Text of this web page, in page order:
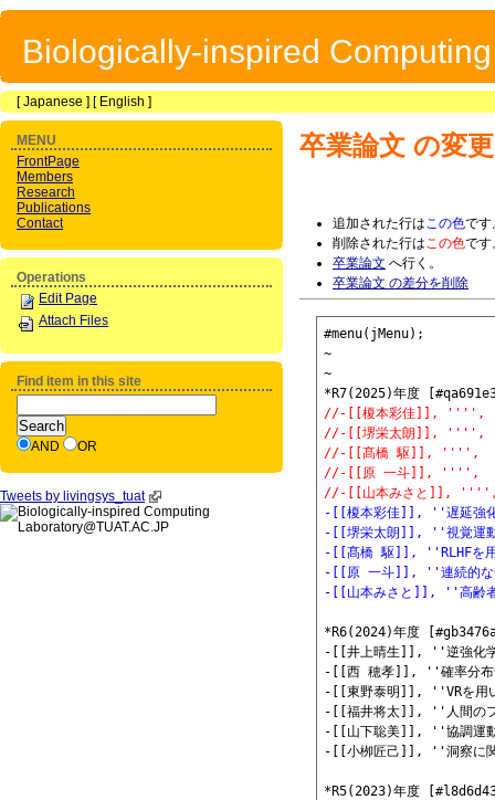
Biologically-inspired
[Japanese ] [ English ]
卒業論文 の変
追加された行はこの色です
削除された行はこの色です
卒業論文 へ行く。
卒業論文 の差分を削除
#menu(jMenu);
~
~
//-[[榎本彩佳]], '''',  令和7
//-[[堺栄太朗]], '''',  令和7
//-[[髙橋 駆]], '''',  令和7
//-[[原 一斗]], '''',  令和7
//-[[山本みさと]], '''',  令
-[[榎本彩佳]], ''遅延強化
-[[堺栄太朗]], ''視覚運動回
-[[髙橋 駆]], ''RLHFを用い
-[[原 一斗]], ''連続的な受
-[[山本みさと]], ''高齢者の
*R6(2024)年度
-[[井上晴生]], ''逆強化学習
-[[西 穂孝]], ''確率分布予
-[[東野泰明]], ''VRを用い
-[[福井将太]], ''人間のフィ
-[[山下聡美]], ''協調運動学
-[[小栁匠己]], ''洞察に関す
*R5(2023)年度
MENU
FrontPage
Members
Research
Publications
Contact
Operations
Edit Page
Attach Files
Find item in this site
AND OR
Tweets by livingsys_tuat